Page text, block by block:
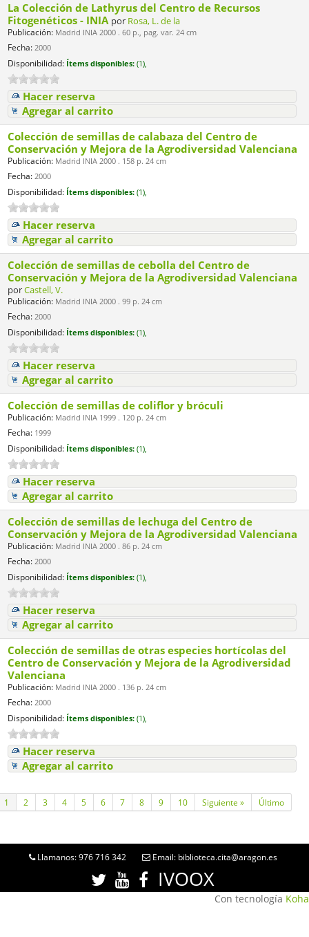
La Colección de Lathyrus del Centro de Recursos
Fitogenéticos - INIA por Rosa, L. de la
Publicación: Madrid INIA 2000 . 60 p., pag. var. 24 cm
Fecha: 2000
Disponibilidad: Ítems disponibles: (1),
Hacer reserva
Agregar al carrito
Colección de semillas de calabaza del Centro de
Conservación y Mejora de la Agrodiversidad Valenciana
Publicación: Madrid INIA 2000 . 158 p. 24 cm
Fecha: 2000
Disponibilidad: Ítems disponibles: (1),
Hacer reserva
Agregar al carrito
Colección de semillas de cebolla del Centro de
Conservación y Mejora de la Agrodiversidad Valenciana
porCastell, V.
Publicación: Madrid INIA 2000 . 99 p. 24 cm
Fecha: 2000
Disponibilidad: Ítems disponibles: (1),
Hacer reserva
Agregar al carrito
Colección de semillas de coliflor y bróculi
Publicación: Madrid INIA 1999 . 120 p. 24 cm
Fecha: 1999
Disponibilidad: Ítems disponibles: (1),
Hacer reserva
Agregar al carrito
Colección de semillas de lechuga del Centro de
Conservación y Mejora de la Agrodiversidad Valenciana
Publicación: Madrid INIA 2000 . 86 p. 24 cm
Fecha: 2000
Disponibilidad: Ítems disponibles: (1),
Hacer reserva
Agregar al carrito
Colección de semillas de otras especies hortícolas del
Centro de Conservación y Mejora de la Agrodiversidad
Valenciana
Publicación: Madrid INIA 2000 . 136 p. 24 cm
Fecha: 2000
Disponibilidad: Ítems disponibles: (1),
Hacer reserva
Agregar al carrito
1 2 3 4 5 6 7 8 9 10 Siguiente » Último
Llamanos: 976 716 342 Email: biblioteca.cita@aragon.es
IVOOX
Con tecnología Koha